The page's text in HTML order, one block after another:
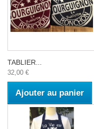
TABLIER...
32,00 €
Ajouter au panier